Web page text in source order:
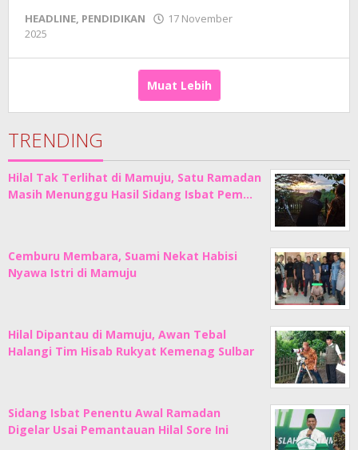
HEADLINE, PENDIDIKAN
17 November
2025
Junaedi
Muat Lebih
TRENDING
Hilal Tak Terlihat di Mamuju, Satu Ramadan
Masih Menunggu Hasil Sidang Isbat Pem…
Cemburu Membara, Suami Nekat Habisi
Nyawa Istri di Mamuju
Hilal Dipantau di Mamuju, Awan Tebal
Halangi Tim Hisab Rukyat Kemenag Sulbar
Sidang Isbat Penentu Awal Ramadan
Digelar Usai Pemantauan Hilal Sore Ini